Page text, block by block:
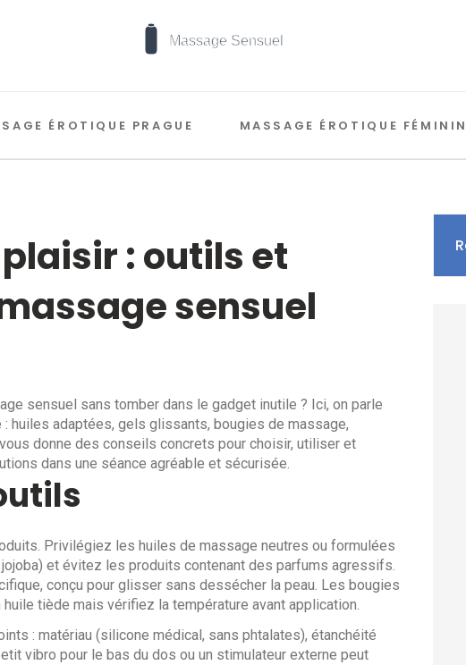
ÉROTIQUE PRAGUE MASSAGE ÉROTIQUE FÉMININ
: outils et
sensuel
sensuel sans tomber dans le gadget inutile ? Ici, on parle
huiles adaptées, gels glissants, bougies de massage,
donne des conseils concrets pour choisir, utiliser et
dans une séance agréable et sécurisée.
Privilégiez les huiles de massage neutres ou formulées
et évitez les produits contenant des parfums agressifs.
conçu pour glisser sans dessécher la peau. Les bougies
tiède mais vérifiez la température avant application.
: matériau (silicone médical, sans phtalates), étanchéité
vibro pour le bas du dos ou un stimulateur externe peut